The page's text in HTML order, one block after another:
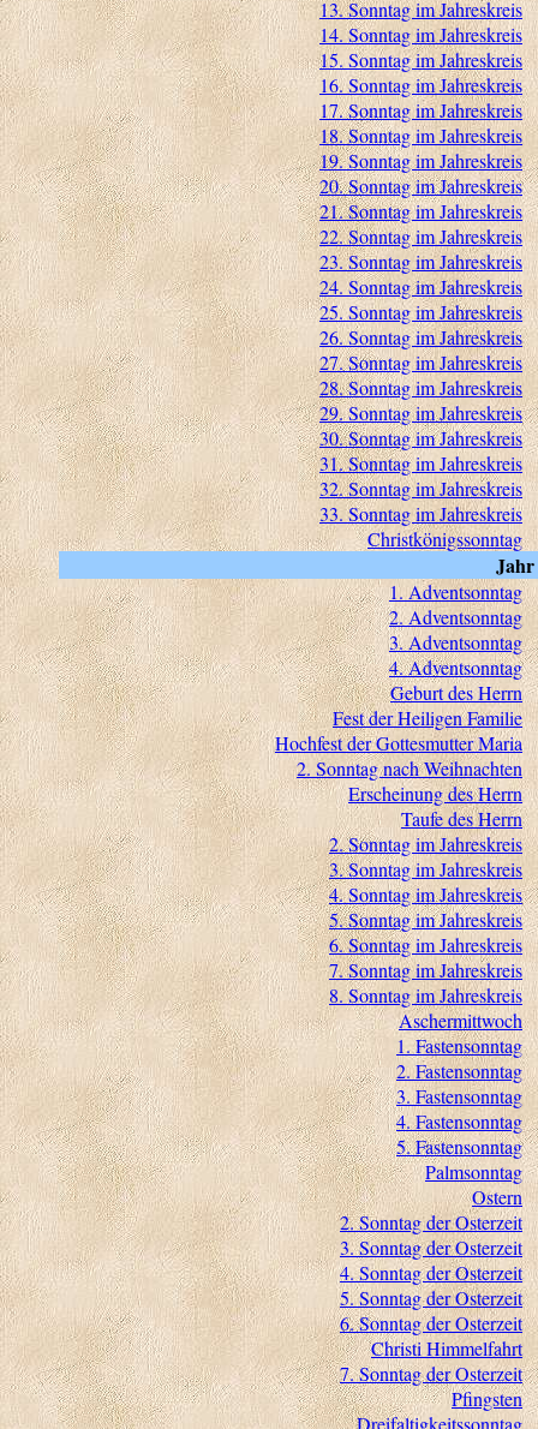
13. Sonntag im Jahreskreis
14. Sonntag im Jahreskreis
15. Sonntag im Jahreskreis
16. Sonntag im Jahreskreis
17. Sonntag im Jahreskreis
18. Sonntag im Jahreskreis
19. Sonntag im Jahreskreis
20. Sonntag im Jahreskreis
21. Sonntag im Jahreskreis
22. Sonntag im Jahreskreis
23. Sonntag im Jahreskreis
24. Sonntag im Jahreskreis
25. Sonntag im Jahreskreis
26. Sonntag im Jahreskreis
27. Sonntag im Jahreskreis
28. Sonntag im Jahreskreis
29. Sonntag im Jahreskreis
30. Sonntag im Jahreskreis
31. Sonntag im Jahreskreis
32. Sonntag im Jahreskreis
33. Sonntag im Jahreskreis
Christkönigssonntag
Jahr
1. Adventsonntag
2. Adventsonntag
3. Adventsonntag
4. Adventsonntag
Geburt des Herrn
Fest der Heiligen Familie
Hochfest der Gottesmutter Maria
2. Sonntag nach Weihnachten
Erscheinung des Herrn
Taufe des Herrn
2. Sonntag im Jahreskreis
3. Sonntag im Jahreskreis
4. Sonntag im Jahreskreis
5. Sonntag im Jahreskreis
6. Sonntag im Jahreskreis
7. Sonntag im Jahreskreis
8. Sonntag im Jahreskreis
Aschermittwoch
1. Fastensonntag
2. Fastensonntag
3. Fastensonntag
4. Fastensonntag
5. Fastensonntag
Palmsonntag
Ostern
2. Sonntag der Osterzeit
3. Sonntag der Osterzeit
4. Sonntag der Osterzeit
5. Sonntag der Osterzeit
6. Sonntag der Osterzeit
Christi Himmelfahrt
7. Sonntag der Osterzeit
Pfingsten
Dreifaltigkeitssonntag